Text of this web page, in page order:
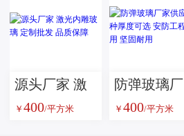
玻璃
源头厂家 激
光内雕玻璃
￥ 400/平方米
防弹玻璃厂
家供应 多种
￥ 400/平方米